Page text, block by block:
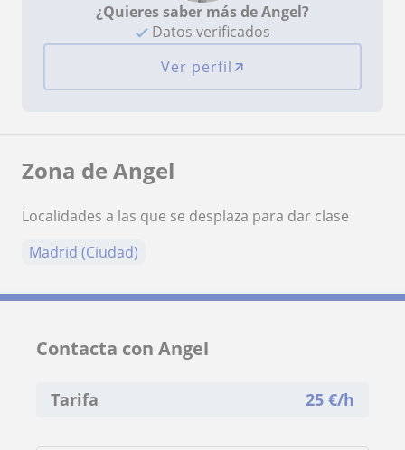
¿Quieres saber más de Angel?
Datos verificados
Ver perfil
Zona de Angel
Localidades a las que se desplaza para dar clase
Madrid (Ciudad)
Contacta con Angel
Tarifa 25 €/h